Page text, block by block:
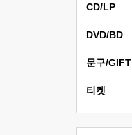
CD/LP
DVD/BD
문구/GIFT
티켓